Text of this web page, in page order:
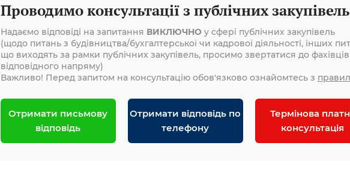
Проводимо консультації з публічних закупівель
Надаємо відповіді на запитання ВИКЛЮЧНО у сфері публічних закупівель
(щодо питань з будівництва/бухгалтерської чи кадрової діяльності, інших
що виходять за рамки публічних закупівель, просимо звертатися до фахівців
відповідного напряму)
Важливо! Перед запитом на консультацію обов'язково ознайомтесь з
Отримати письмову
відповідь
Отримати відповідь по
телефону
Термінова
консультація